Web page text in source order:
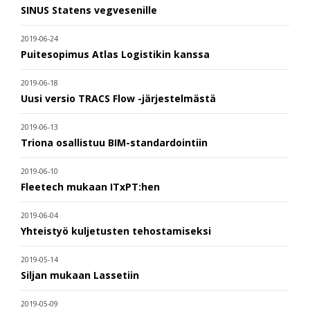
SINUS Statens vegvesenille
2019-06-24
Puitesopimus Atlas Logistikin kanssa
2019-06-18
Uusi versio TRACS Flow -järjestelmästä
2019-06-13
Triona osallistuu BIM-standardointiin
2019-06-10
Fleetech mukaan ITxPT:hen
2019-06-04
Yhteistyö kuljetusten tehostamiseksi
2019-05-14
Siljan mukaan Lassetiin
2019-05-09